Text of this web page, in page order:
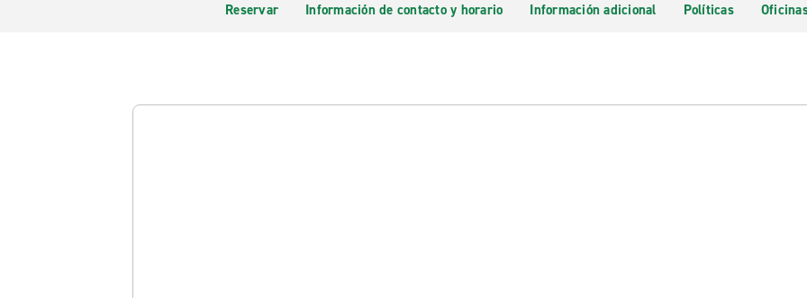
Reservar Información de contacto y horario Información adicional Políticas